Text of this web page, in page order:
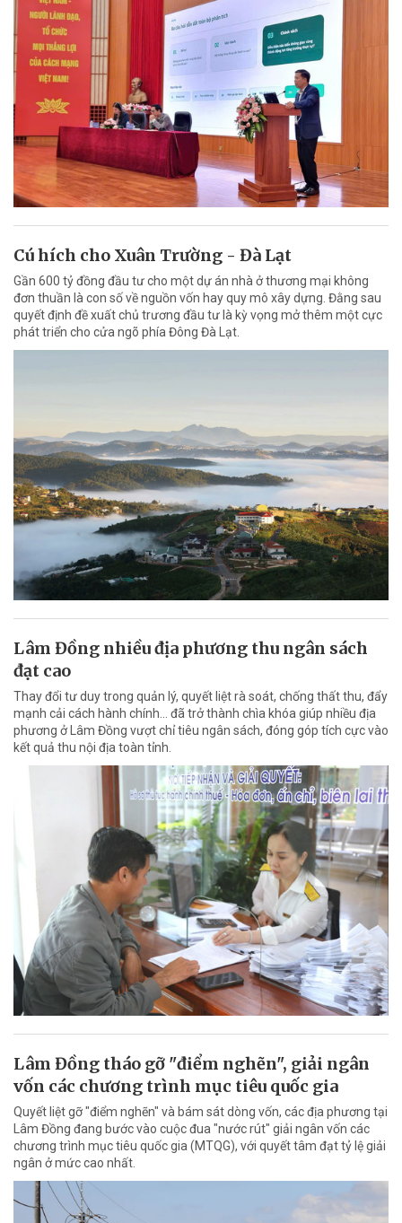
Cú hích cho Xuân Trường - Đà Lạt
Gần 600 tỷ đồng đầu tư cho một dự án nhà ở thương mại không
đơn thuần là con số về nguồn vốn hay quy mô xây dựng. Đằng sau
quyết định đề xuất chủ trương đầu tư là kỳ vọng mở thêm một cực
phát triển cho cửa ngõ phía Đông Đà Lạt.
Lâm Đồng nhiều địa phương thu ngân sách
đạt cao
Thay đổi tư duy trong quản lý, quyết liệt rà soát, chống thất thu, đẩy
mạnh cải cách hành chính... đã trở thành chìa khóa giúp nhiều địa
phương ở Lâm Đồng vượt chỉ tiêu ngân sách, đóng góp tích cực vào
kết quả thu nội địa toàn tỉnh.
Lâm Đồng tháo gỡ "điểm nghẽn", giải ngân
vốn các chương trình mục tiêu quốc gia
Quyết liệt gỡ "điểm nghẽn" và bám sát dòng vốn, các địa phương tại
Lâm Đồng đang bước vào cuộc đua "nước rút" giải ngân vốn các
chương trình mục tiêu quốc gia (MTQG), với quyết tâm đạt tỷ lệ giải
ngân ở mức cao nhất.